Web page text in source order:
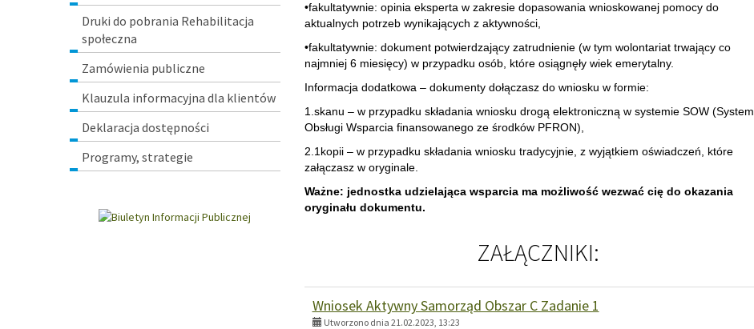
Druki do pobrania Rehabilitacja
społeczna
Zamówienia publiczne
Klauzula informacyjna dla klientów
Deklaracja dostępności
Programy, strategie
•fakultatywnie: opinia eksperta w zakresie dopasowania wnioskowanej pomocy do
aktualnych potrzeb wynikających z aktywności,
•fakultatywnie: dokument potwierdzający zatrudnienie (w tym wolontariat trwający co
najmniej 6 miesięcy) w przypadku osób, które osiągnęły wiek emerytalny.
Informacja dodatkowa – dokumenty dołączasz do wniosku w formie:
1.skanu – w przypadku składania wniosku drogą elektroniczną w systemie SOW (System
Obsługi Wsparcia finansowanego ze środków PFRON),
2.1kopii – w przypadku składania wniosku tradycyjnie, z wyjątkiem oświadczeń, które
załączasz w oryginale.
Ważne: jednostka udzielająca wsparcia ma możliwość wezwać cię do okazania
oryginału dokumentu.
ZAŁĄCZNIKI:
Wniosek Aktywny Samorząd Obszar C Zadanie 1
Utworzono dnia 21.02.2023, 13:23